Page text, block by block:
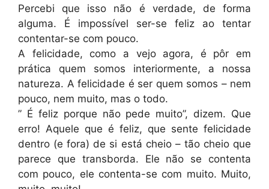
Percebi que isso não é verdade, de forma
alguma. É impossível ser-se feliz ao tentar
contentar-se com pouco.
A felicidade, como a vejo agora, é pôr em
prática quem somos interiormente, a nossa
natureza. A felicidade é ser quem somos – nem
pouco, nem muito, mas o todo.
” É feliz porque não pede muito”, dizem. Que
erro! Aquele que é feliz, que sente felicidade
dentro (e fora) de si está cheio – tão cheio que
parece que transborda. Ele não se contenta
com pouco, ele contenta-se com muito. Muito,